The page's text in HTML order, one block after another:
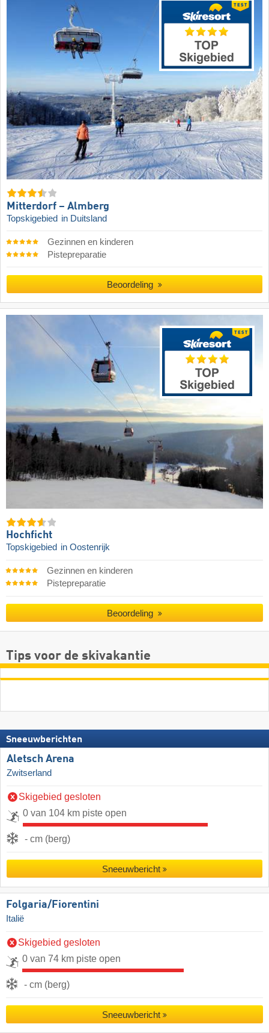
Mitterdorf – Almberg
Topskigebied in Duitsland
Gezinnen en kinderen
Pistepreparatie
Beoordeling
Hochficht
Topskigebied in Oostenrijk
Gezinnen en kinderen
Pistepreparatie
Beoordeling
Tips voor de skivakantie
Sneeuwberichten
Aletsch Arena
Zwitserland
Skigebied gesloten
0 van 104 km piste open
- cm (berg)
Sneeuwbericht
Folgaria/​Fiorentini
Italië
Skigebied gesloten
0 van 74 km piste open
- cm (berg)
Sneeuwbericht